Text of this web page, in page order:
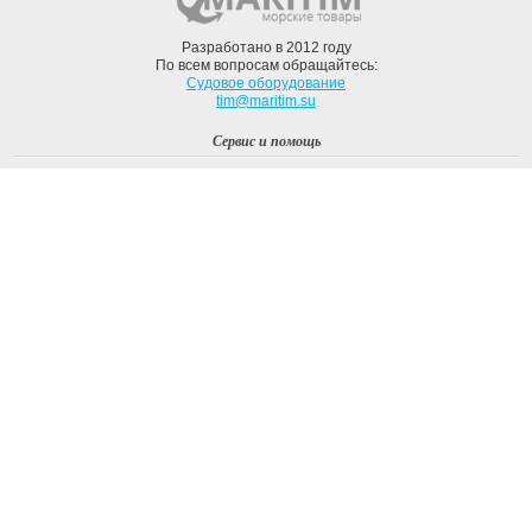
Разработано в 2012 году
По всем вопросам обращайтесь:
Судовое оборудование
tim@maritim.su
Сервис и помощь